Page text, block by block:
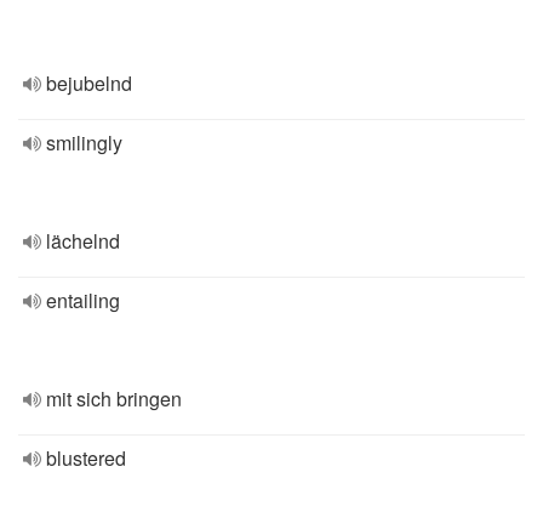
bejubelnd
smilingly
lächelnd
entailing
mit sich bringen
blustered